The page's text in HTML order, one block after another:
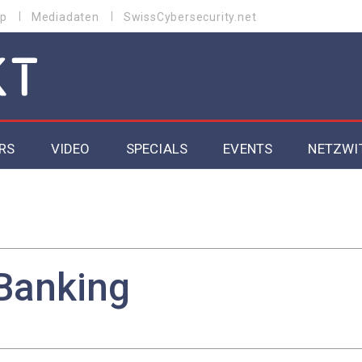
Mediadaten SwissCybersecurity.net
VIDEO SPECIALS EVENTS